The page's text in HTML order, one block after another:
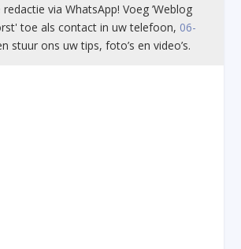
redactie via WhatsApp! Voeg ’Weblog
toe als contact in uw telefoon, 06-
stuur ons uw tips, foto’s en video’s.